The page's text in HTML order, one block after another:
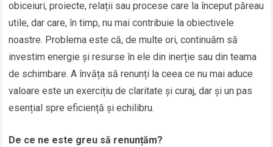
obiceiuri, proiecte, relații sau procese care la început păreau
utile, dar care, în timp, nu mai contribuie la obiectivele
noastre. Problema este că, de multe ori, continuăm să
investim energie și resurse în ele din inerție sau din teama
de schimbare. A învăța să renunți la ceea ce nu mai aduce
valoare este un exercițiu de claritate și curaj, dar și un pas
esențial spre eficiență și echilibru.
De ce ne este greu să renunțăm?